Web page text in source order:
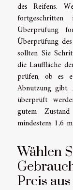
des Reifens.
Überprüfung
Überprüfung
sollten Sie
die Lauffläche
prüfen, ob es
Abnutzung
überprüft
gutem
mindestens 1,6
Wählen
Preis aus